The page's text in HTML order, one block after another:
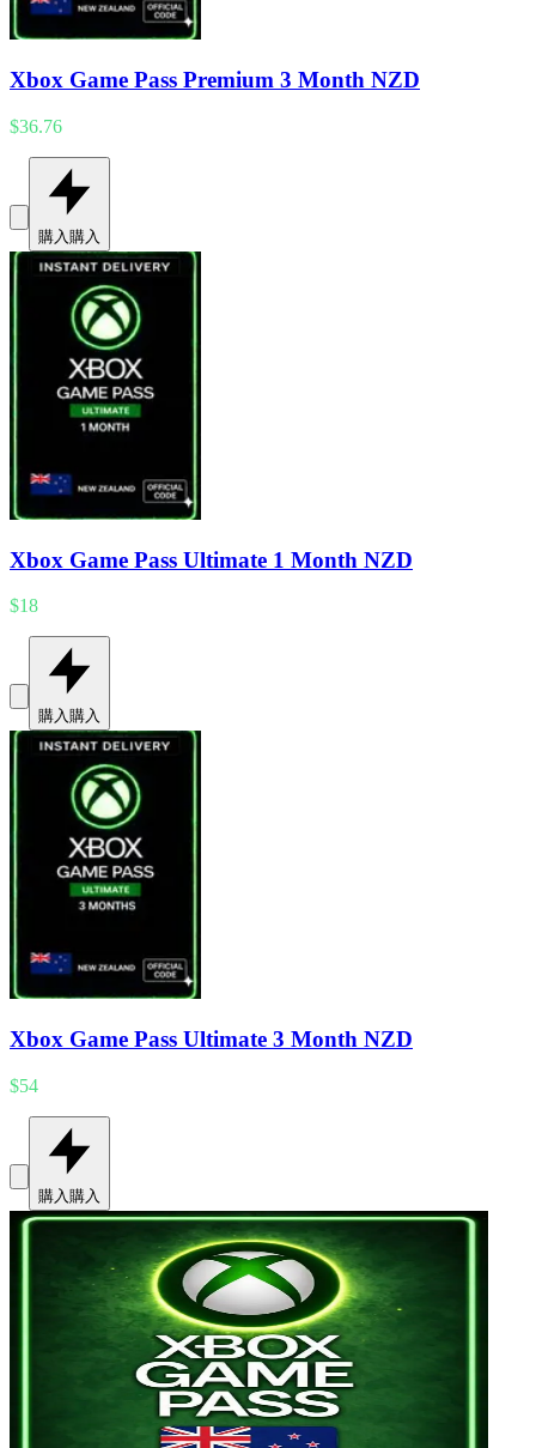
Xbox Game Pass Premium 3 Month NZD
$36.76
購入 購入
Xbox Game Pass Ultimate 1 Month NZD
$18
購入購入
Xbox Game Pass Ultimate 3 Month NZD
$54
購入 購入